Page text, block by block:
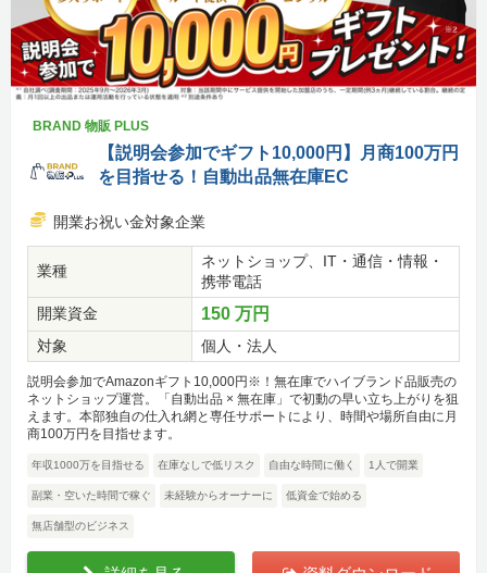
BRAND 物販 PLUS
【説明会参加でギフト10,000円】月商100万円
を目指せる！自動出品無在庫EC
開業お祝い金対象企業
業種
ネットショップ、IT・通信・情報・
携帯電話
開業資金
150 万円
対象 個人・法人
説明会参加でAmazonギフト10,000円※！無在庫でハイブランド品販売の
ネットショップ運営。「自動出品 × 無在庫」で初動の早い立ち上がりを狙
えます。本部独自の仕入れ網と専任サポートにより、時間や場所自由に月
商100万円を目指せます。
年収1000万を目指せる 在庫なしで低リスク 自由な時間に働く 1人で開業
副業・空いた時間で稼ぐ 未経験からオーナーに 低資金で始める
無店舗型のビジネス